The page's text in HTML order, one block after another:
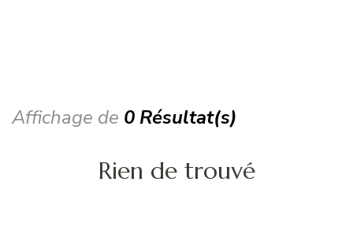
Affichage de 0 Résultat(s)
Rien de trouvé